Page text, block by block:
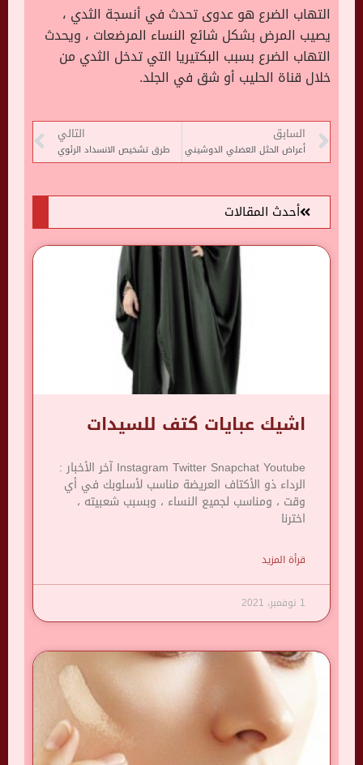
التهاب الضرع هو عدوى تحدث في أنسجة الثدي ،
يصيب المرض بشكل شائع النساء المرضعات ، ويحدث
التهاب الضرع بسبب البكتيريا التي تدخل الثدي من
خلال قناة الحليب أو شق في الجلد.
السابق
أعراض الحثل العضلي الدوشيني
التالي
طرق تشخيص الانسداد الرئوي
أحدث المقالات
اشيك عبايات كتف للسيدات
Instagram Twitter Snapchat Youtube آخر الأخبار :
الرداء ذو ​​الأكتاف العريضة مناسب لأسلوبك في أي
وقت ، ومناسب لجميع النساء ، وبسبب شعبيته ،
اخترنا
قرأة المزيد
1 نوفمبر، 2021